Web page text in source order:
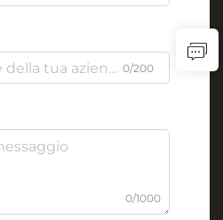
0/200
0/1000